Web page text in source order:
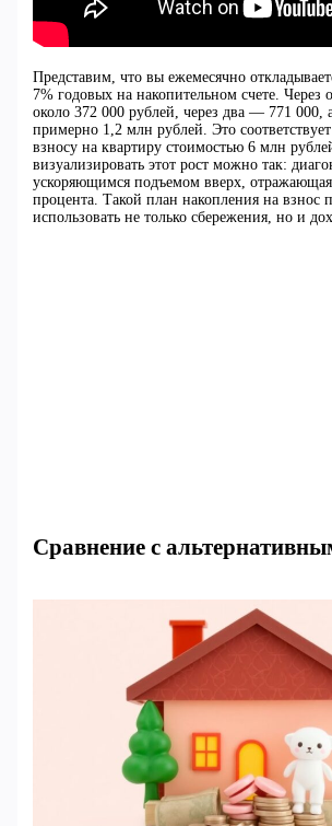
Представим, что вы ежемесячно
7% годовых на накопительном счете. Через
около 372 000 рублей, через два — 771 000,
примерно 1,2 млн рублей. Это
взносу на квартиру стоимостью 6 млн
визуализировать этот рост можно так:
ускоряющимся подъемом вверх,
процента. Такой план накопления на взнос
использовать не только сбережения, но и
Сравнение с